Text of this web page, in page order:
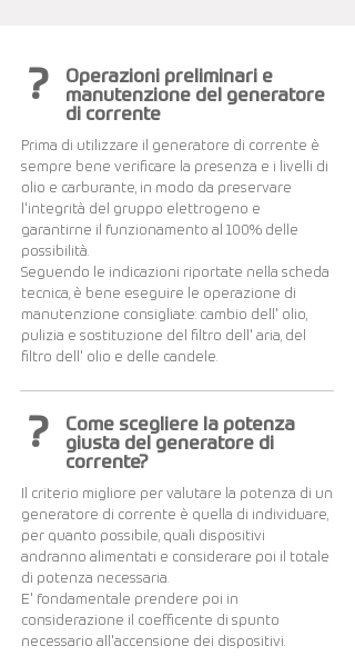
?
Operazioni preliminari e
manutenzione del generatore
di corrente
Prima di utilizzare il generatore di corrente è
sempre bene verificare la presenza e i livelli di
olio e carburante, in modo da preservare
l'integrità del gruppo elettrogeno e
garantirne il funzionamento al 100% delle
possibilità.
Seguendo le indicazioni riportate nella scheda
tecnica, è bene eseguire le operazione di
manutenzione consigliate: cambio dell' olio,
pulizia e sostituzione del filtro dell' aria, del
filtro dell' olio e delle candele.
?
Come scegliere la potenza
giusta del generatore di
corrente?
Il criterio migliore per valutare la potenza di un
generatore di corrente è quella di individuare,
per quanto possibile, quali dispositivi
andranno alimentati e considerare poi il totale
di potenza necessaria.
E' fondamentale prendere poi in
considerazione il coefficente di spunto
necessario all'accensione dei dispositivi.